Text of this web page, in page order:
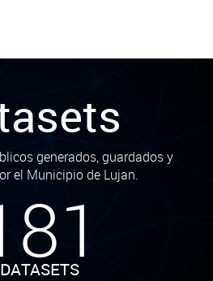
generados, guardados y
el Municipio de Lujan.
DATASETS